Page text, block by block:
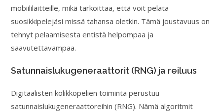
mobiililaitteille, mikä tarkoittaa, että voit pelata
suosikkipelejäsi missä tahansa oletkin. Tämä joustavuus on
tehnyt pelaamisesta entistä helpompaa ja
saavutettavampaa.
Satunnaislukugeneraattorit (RNG) ja reiluus
Digitaalisten kolikkopelien toiminta perustuu
satunnaislukugeneraattoreihin (RNG). Nämä algoritmit